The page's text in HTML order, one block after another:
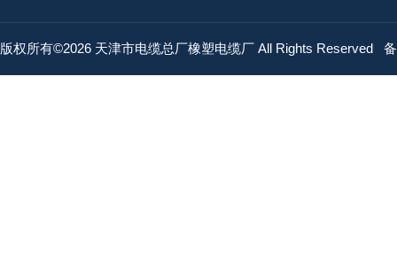
版权所有©2026 天津市电缆总厂橡塑电缆厂 All Rights Reserved